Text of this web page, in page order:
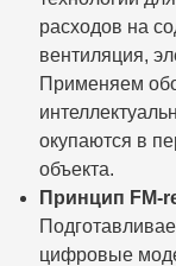
расходов на
вентиляция,
Применяем
окупаются в
объекта.
Принцип FM-
цифровые